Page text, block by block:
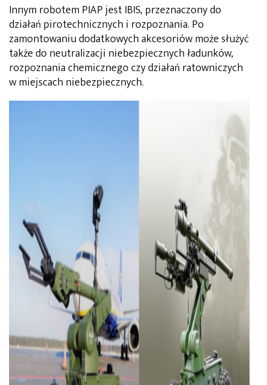
Innym robotem PIAP jest IBIS, przeznaczony do
działań pirotechnicznych i rozpoznania. Po
zamontowaniu dodatkowych akcesoriów może służyć
także do neutralizacji niebezpiecznych ładunków,
rozpoznania chemicznego czy działań ratowniczych
w miejscach niebezpiecznych.